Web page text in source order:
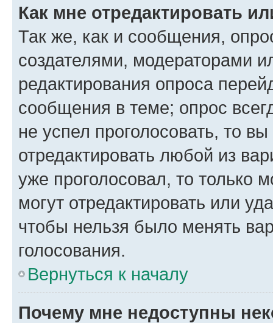
Как мне отредактировать
Так же, как и сообщения,
создателями, модераторами
редактирования опроса
сообщения в теме; опрос
не успел проголосовать, то
отредактировать любой из
уже проголосовал, то только
могут отредактировать или
чтобы нельзя было менять
голосования.
Вернуться к началу
Почему мне недоступны